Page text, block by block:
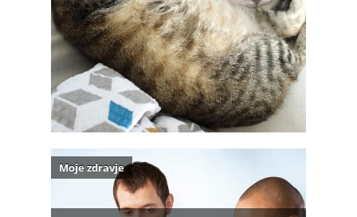
Moje zdravje